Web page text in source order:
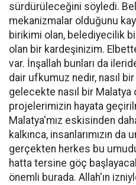
sürdürüleceğini söyledi.
mekanizmalar olduğunu
birikimi olan, belediyecilik
olan bir kardeşinizim.
var. İnşallah bunları da
dair ufkumuz nedir, nasıl
gelecekte nasıl bir Malatya
projelerimizin hayata
Malatya'mız eskisinden
kalkınca, insanlarımızın
gerçekten herkes bu
hatta tersine göç
önemli burada. Allah'ın